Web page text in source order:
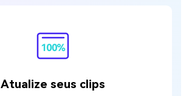
Atualize seus clips